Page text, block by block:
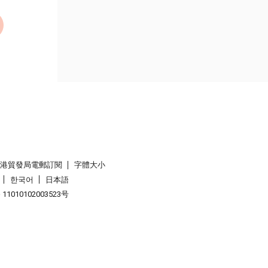
貿發局電郵訂閱
字體大小
한국어
日本語
号